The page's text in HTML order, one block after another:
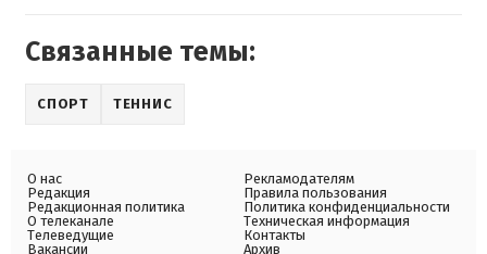
Связанные темы:
СПОРТ ТЕННИС
О нас
Редакция
Редакционная политика
О телеканале
Телеведущие
Вакансии
Рекламодателям
Правила пользования
Политика конфиденциальности
Техническая информация
Контакты
Архив